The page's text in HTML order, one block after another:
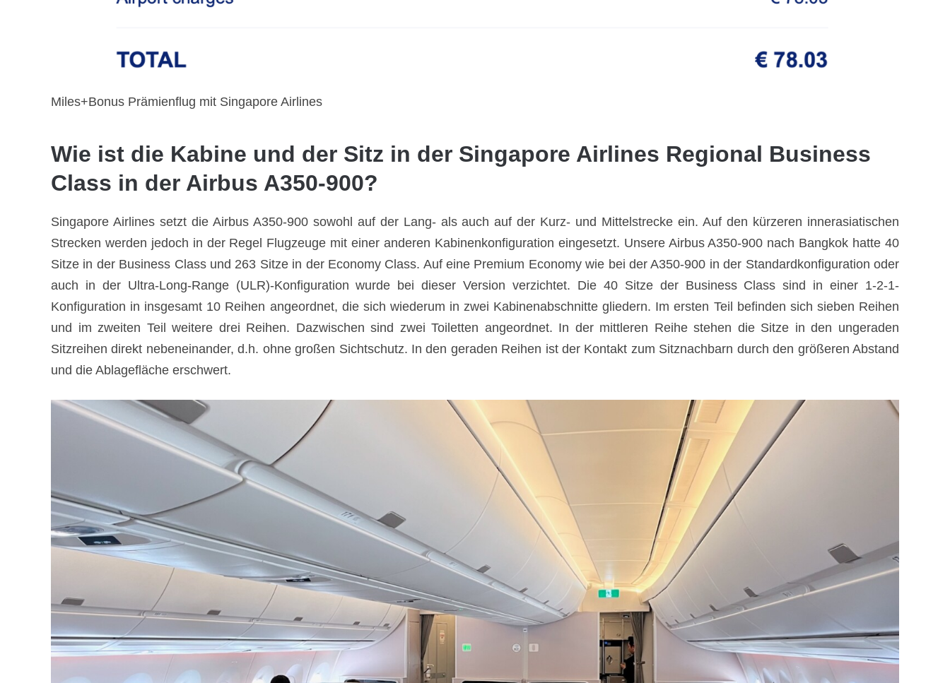
Miles+Bonus Prämienflug mit Singapore Airlines
Wie ist die Kabine und der Sitz in der Singapore Airlines Regional Business
Class in der Airbus A350-900?
Singapore Airlines setzt die Airbus A350-900 sowohl auf der Lang- als auch auf der Kurz- und Mittelstrecke ein. Auf den kürzeren innerasiatischen
Strecken werden jedoch in der Regel Flugzeuge mit einer anderen Kabinenkonfiguration eingesetzt. Unsere Airbus A350-900 nach Bangkok hatte 40
Sitze in der Business Class und 263 Sitze in der Economy Class. Auf eine Premium Economy wie bei der A350-900 in der Standardkonfiguration oder
auch in der Ultra-Long-Range (ULR)-Konfiguration wurde bei dieser Version verzichtet. Die 40 Sitze der Business Class sind in einer 1-2-1-
Konfiguration in insgesamt 10 Reihen angeordnet, die sich wiederum in zwei Kabinenabschnitte gliedern. Im ersten Teil befinden sich sieben Reihen
und im zweiten Teil weitere drei Reihen. Dazwischen sind zwei Toiletten angeordnet. In der mittleren Reihe stehen die Sitze in den ungeraden
Sitzreihen direkt nebeneinander, d.h. ohne großen Sichtschutz. In den geraden Reihen ist der Kontakt zum Sitznachbarn durch den größeren Abstand
und die Ablagefläche erschwert.